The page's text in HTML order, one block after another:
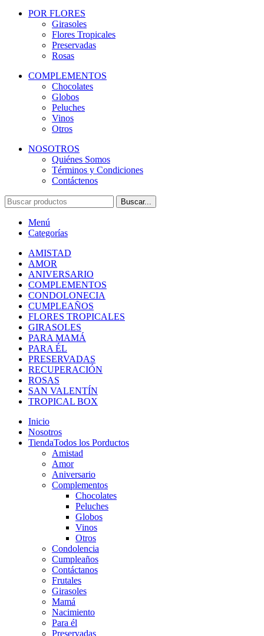
POR FLORES
Girasoles
Flores Tropicales
Preservadas
Rosas
COMPLEMENTOS
Chocolates
Globos
Peluches
Vinos
Otros
NOSOTROS
Quiénes Somos
Términos y Condiciones
Contáctenos
Buscar...
Menú
Categorías
AMISTAD
AMOR
ANIVERSARIO
COMPLEMENTOS
CONDOLONECIA
CUMPLEAÑOS
FLORES TROPICALES
GIRASOLES
PARA MAMÁ
PARA ÉL
PRESERVADAS
RECUPERACIÓN
ROSAS
SAN VALENTÍN
TROPICAL BOX
Inicio
Nosotros
TiendaTodos los Porductos
Amistad
Amor
Aniversario
Complementos
Chocolates
Peluches
Globos
Vinos
Otros
Condolencia
Cumpleaños
Contáctanos
Frutales
Girasoles
Mamá
Nacimiento
Para él
Preservadas